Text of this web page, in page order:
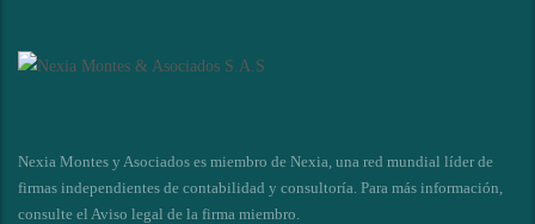
Nexia Montes y Asociados es miembro de Nexia, una red mundial líder de
firmas independientes de contabilidad y consultoría. Para más información,
consulte el Aviso legal de la firma miembro.